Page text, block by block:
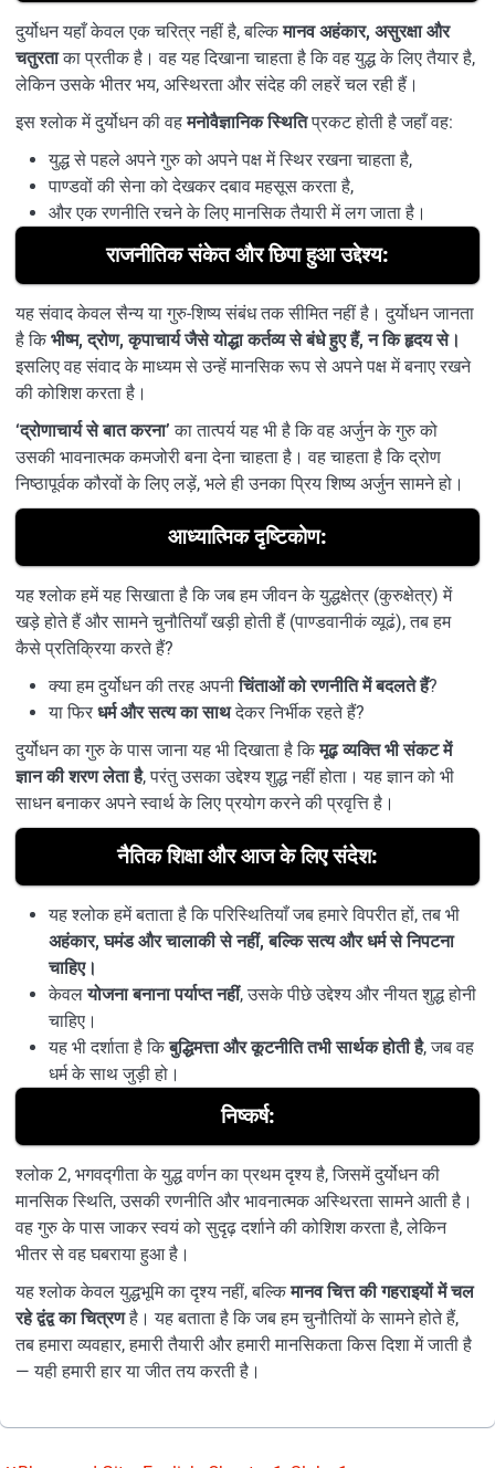
दुर्योधन यहाँ केवल एक चरित्र नहीं है, बल्किमानव अहंकार, असुरक्षा और
चतुरताका प्रतीक है। वह यह दिखाना चाहता है कि वह युद्ध के लिए तैयार है,
लेकिन उसके भीतर भय, अस्थिरता और संदेह की लहरें चल रही हैं।
इस श्लोक में दुर्योधन की वहमनोवैज्ञानिक स्थितिप्रकट होती है जहाँ वह:
युद्ध से पहले अपने गुरु को अपने पक्ष में स्थिर रखना चाहता है,
पाण्डवों की सेना को देखकर दबाव महसूस करता है,
और एक रणनीति रचने के लिए मानसिक तैयारी में लग जाता है।
राजनीतिक संकेत और छिपा हुआ उद्देश्य:
यह संवाद केवल सैन्य या गुरु-शिष्य संबंध तक सीमित नहीं है। दुर्योधन जानता
है कि भीष्म, द्रोण, कृपाचार्य जैसे योद्धा कर्तव्य से बंधे हुए हैं, न कि हृदय से।
इसलिए वह संवाद के माध्यम से उन्हें मानसिक रूप से अपने पक्ष में बनाए रखने
की कोशिश करता है।
‘द्रोणाचार्य से बात करना’ का तात्पर्य यह भी है कि वह अर्जुन के गुरु को
उसकी भावनात्मक कमजोरी बना देना चाहता है। वह चाहता है कि द्रोण
निष्ठापूर्वक कौरवों के लिए लड़ें, भले ही उनका प्रिय शिष्य अर्जुन सामने हो।
आध्यात्मिक दृष्टिकोण:
यह श्लोक हमें यह सिखाता है कि जब हम जीवन के युद्धक्षेत्र (कुरुक्षेत्र) में
खड़े होते हैं और सामने चुनौतियाँ खड़ी होती हैं (पाण्डवानीकं व्यूढं), तब हम
कैसे प्रतिक्रिया करते हैं?
क्या हम दुर्योधन की तरह अपनीचिंताओं को रणनीति में बदलते हैं?
या फिर धर्म और सत्य का साथदेकर निर्भीक रहते हैं?
दुर्योधन का गुरु के पास जाना यह भी दिखाता है किमूढ़ व्यक्ति भी संकट में
ज्ञान की शरण लेता है, परंतु उसका उद्देश्य शुद्ध नहीं होता। यह ज्ञान को भी
साधन बनाकर अपने स्वार्थ के लिए प्रयोग करने की प्रवृत्ति है।
नैतिक शिक्षा और आज के लिए संदेश:
यह श्लोक हमें बताता है कि परिस्थितियाँ जब हमारे विपरीत हों, तब भी
अहंकार, घमंड और चालाकी से नहीं, बल्कि सत्य और धर्म से निपटना
चाहिए।
केवलयोजना बनाना पर्याप्त नहीं, उसके पीछे उद्देश्य और नीयत शुद्ध होनी
चाहिए।
यह भी दर्शाता है किबुद्धिमत्ता और कूटनीति तभी सार्थक होती है, जब वह
धर्म के साथ जुड़ी हो।
निष्कर्ष:
श्लोक 2, भगवद्गीता के युद्ध वर्णन का प्रथम दृश्य है, जिसमें दुर्योधन की
मानसिक स्थिति, उसकी रणनीति और भावनात्मक अस्थिरता सामने आती है।
वह गुरु के पास जाकर स्वयं को सुदृढ़ दर्शाने की कोशिश करता है, लेकिन
भीतर से वह घबराया हुआ है।
यह श्लोक केवल युद्धभूमि का दृश्य नहीं, बल्किमानव चित्त की गहराइयों में चल
रहे द्वंद्व का चित्रणहै। यह बताता है कि जब हम चुनौतियों के सामने होते हैं,
तब हमारा व्यवहार, हमारी तैयारी और हमारी मानसिकता किस दिशा में जाती है
— यही हमारी हार या जीत तय करती है।